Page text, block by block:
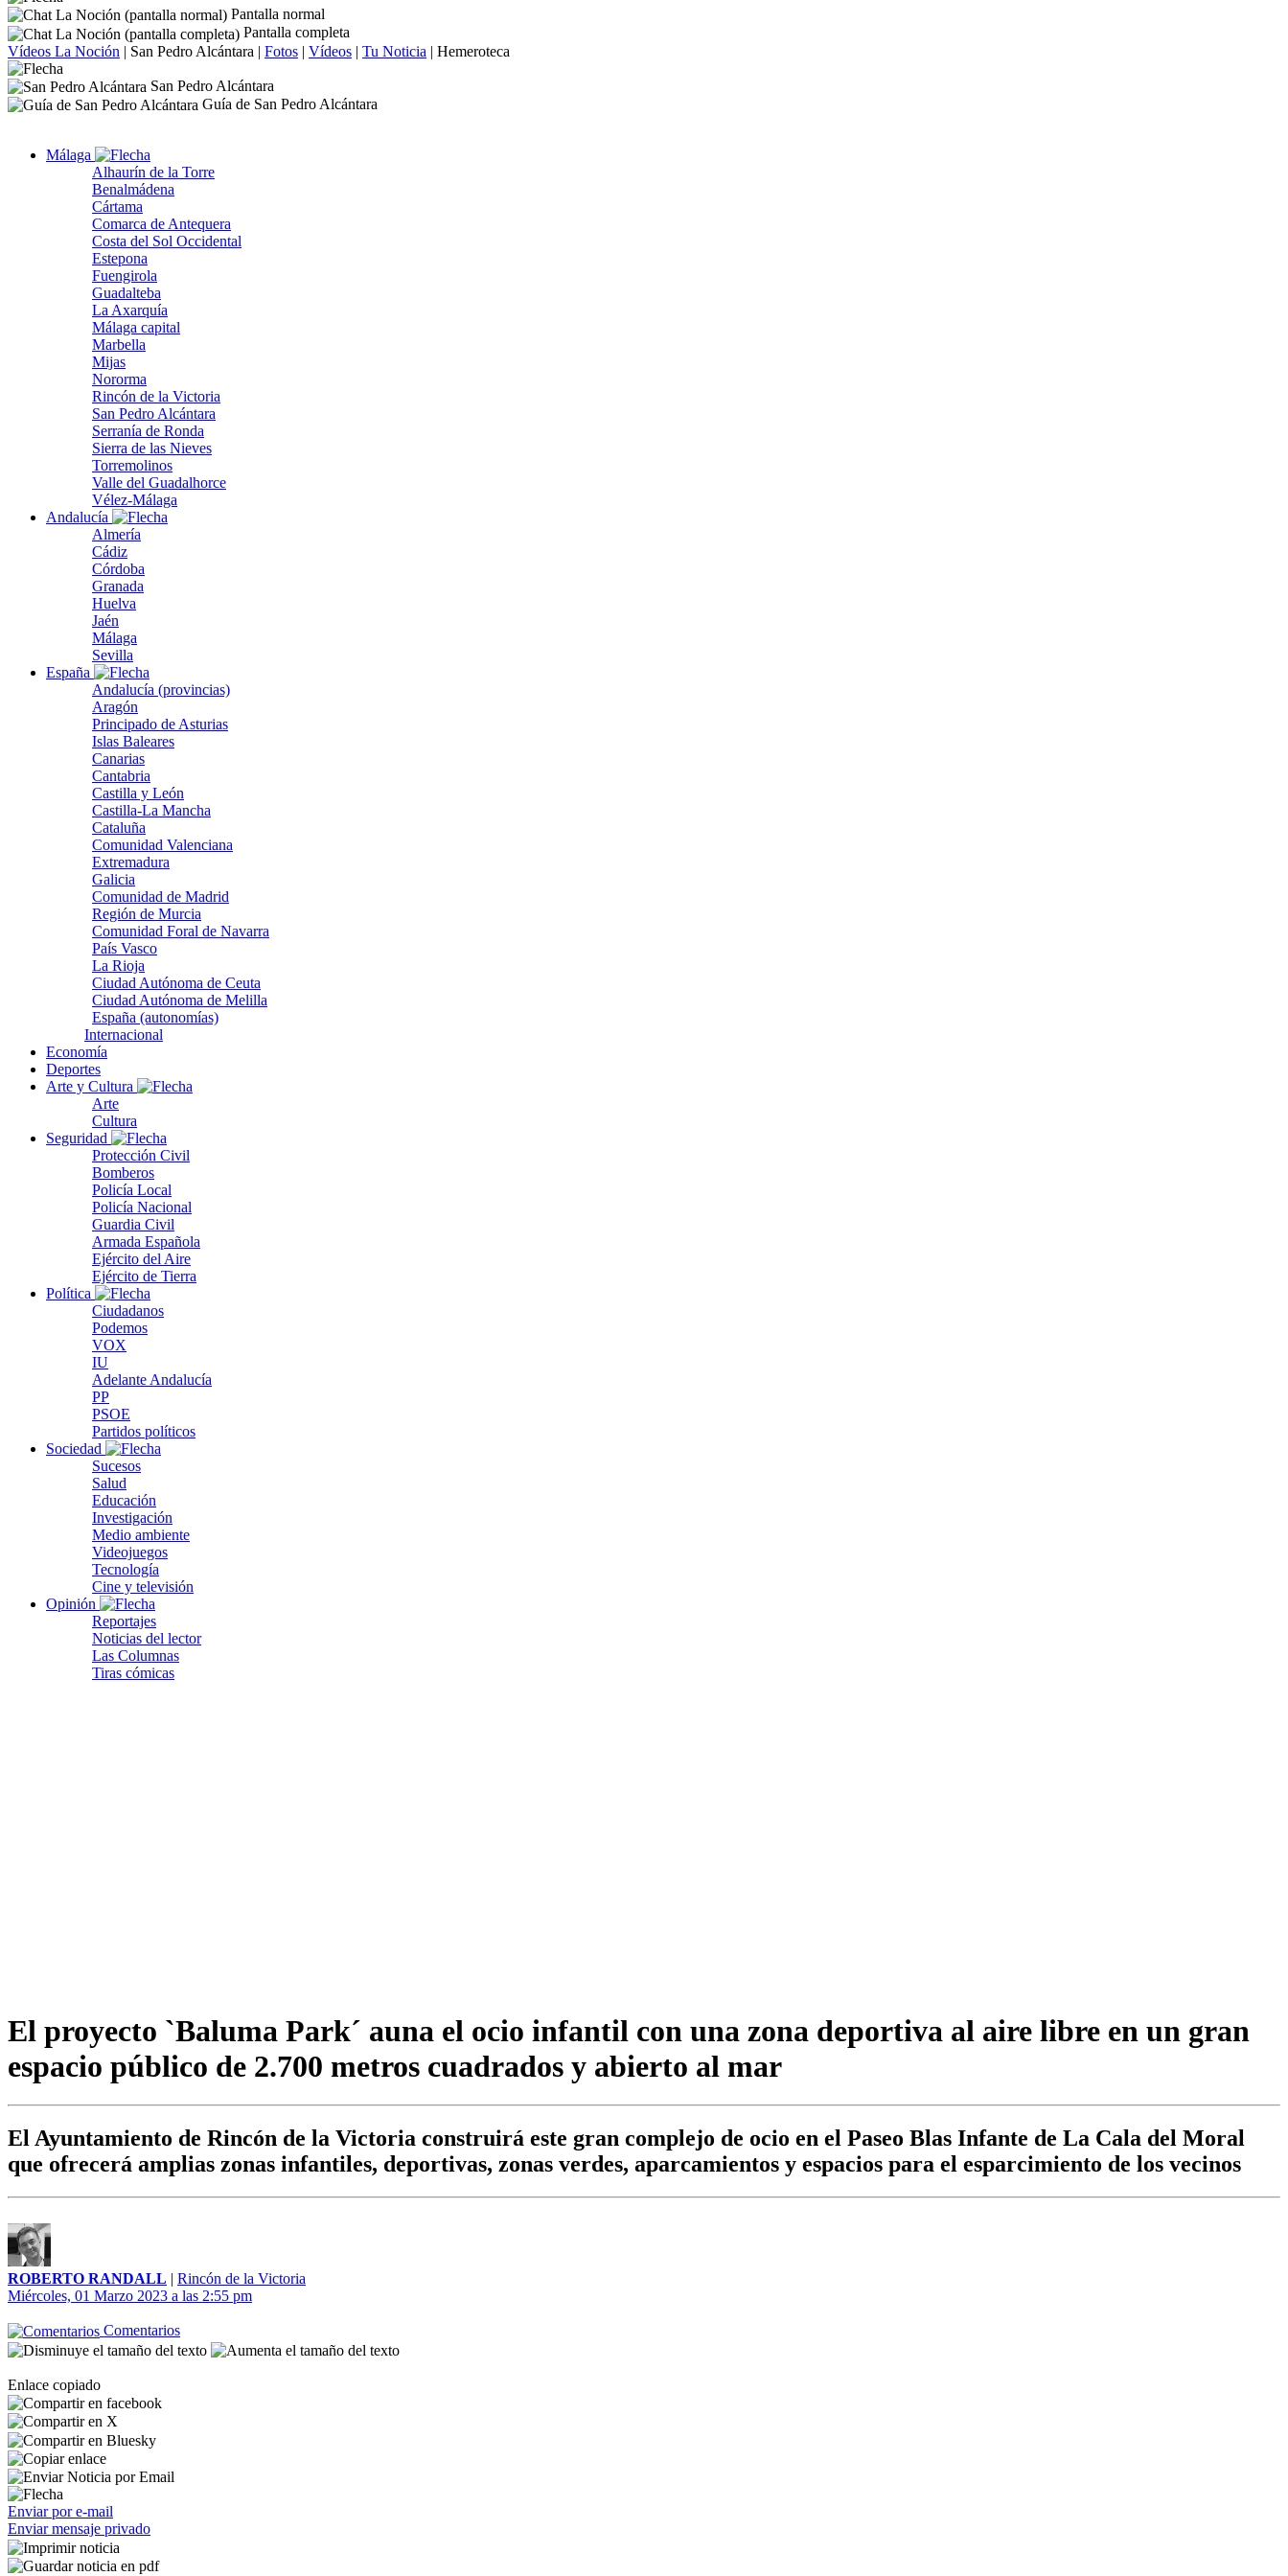
Pantalla normal
Pantalla completa
Vídeos La Noción | San Pedro Alcántara | Fotos | Vídeos | Tu Noticia | Hemeroteca
San Pedro Alcántara
Guía de San Pedro Alcántara
Málaga
Alhaurín de la Torre
Benalmádena
Cártama
Comarca de Antequera
Costa del Sol Occidental
Estepona
Fuengirola
Guadalteba
La Axarquía
Málaga capital
Marbella
Mijas
Nororma
Rincón de la Victoria
San Pedro Alcántara
Serranía de Ronda
Sierra de las Nieves
Torremolinos
Valle del Guadalhorce
Vélez-Málaga
Andalucía
Almería
Cádiz
Córdoba
Granada
Huelva
Jaén
Málaga
Sevilla
España
Andalucía (provincias)
Aragón
Principado de Asturias
Islas Baleares
Canarias
Cantabria
Castilla y León
Castilla-La Mancha
Cataluña
Comunidad Valenciana
Extremadura
Galicia
Comunidad de Madrid
Región de Murcia
Comunidad Foral de Navarra
País Vasco
La Rioja
Ciudad Autónoma de Ceuta
Ciudad Autónoma de Melilla
España (autonomías)
Internacional
Economía
Deportes
Arte y Cultura
Arte
Cultura
Seguridad
Protección Civil
Bomberos
Policía Local
Policía Nacional
Guardia Civil
Armada Española
Ejército del Aire
Ejército de Tierra
Política
Ciudadanos
Podemos
VOX
IU
Adelante Andalucía
PP
PSOE
Partidos políticos
Sociedad
Sucesos
Salud
Educación
Investigación
Medio ambiente
Videojuegos
Tecnología
Cine y televisión
Opinión
Reportajes
Noticias del lector
Las Columnas
Tiras cómicas
El proyecto `Baluma Park´ auna el ocio infantil con una zona deportiva al aire libre en un gran
espacio público de 2.700 metros cuadrados y abierto al mar
El Ayuntamiento de Rincón de la Victoria construirá este gran complejo de ocio en el Paseo Blas Infante de La Cala del Moral
que ofrecerá amplias zonas infantiles, deportivas, zonas verdes, aparcamientos y espacios para el esparcimiento de los vecinos
ROBERTO RANDALL | Rincón de la Victoria
Miércoles, 01 Marzo 2023 a las 2:55 pm
Comentarios
Enlace copiado
Enviar por e-mail
Enviar mensaje privado